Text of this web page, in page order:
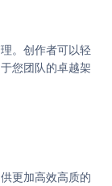
速响应及执行
预案。
实现云上治理
式智能服务，包
患，并提供优
体验。
可基于云架
力。
。创作者可以轻
您团队的卓越架
更加高效高质的